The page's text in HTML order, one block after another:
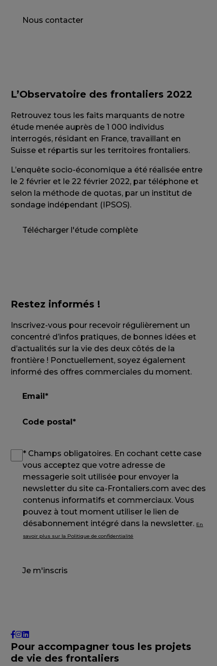
Nous contacter
L’Observatoire des frontaliers 2022
Retrouvez tous les faits marquants de notre
étude menée auprès de 1 000 individus
interrogés, résidant en France, travaillant en
Suisse et répartis sur les territoires frontaliers.
L’enquête socio-économique a été réalisée entre
le 2 février et le 22 février 2022, par téléphone et
selon la méthode de quotas, par un institut de
sondage indépendant (IPSOS).
Télécharger l'étude complète
Restez informés !
Inscrivez-vous pour recevoir régulièrement un
concentré d’infos pratiques, de bonnes idées et
d’actualités sur la vie des deux côtés de la
frontière ! Ponctuellement, soyez également
informé des offres commerciales du moment.
* Champs obligatoires. En cochant cette case
vous acceptez que votre adresse de
messagerie soit utilisée pour envoyer la
newsletter du site ca-Frontaliers.com avec des
contenus informatifs et commerciaux. Vous
pouvez à tout moment utiliser le lien de
désabonnement intégré dans la newsletter. En
savoir plus sur la Politique de confidentialité
Je m'inscris
Pour accompagner tous les projets
de vie des frontaliers